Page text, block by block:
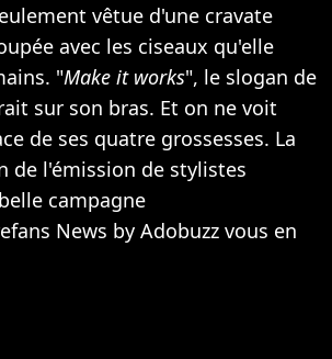
vêtue d'une cravate
avec les ciseaux qu'elle
"Make it works", le slogan de
sur son bras. Et on ne voit
de ses quatre grossesses. La
de l'émission de stylistes
campagne
News by Adobuzz vous en